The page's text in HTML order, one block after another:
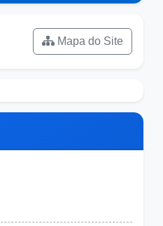
Mapa do Site